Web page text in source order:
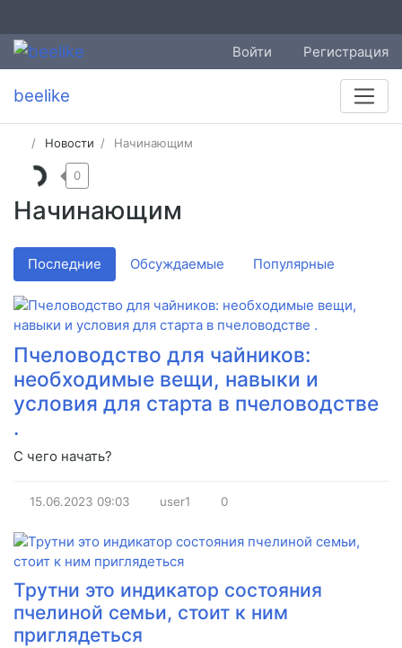
Войти Регистрация
beelike
Новости Начинающим
Начинающим
0
Последние Обсуждаемые Популярные
Пчеловодство для чайников:
необходимые вещи, навыки и
условия для старта в пчеловодстве
.
С чего начать?
15.06.2023 09:03 user1 0
Трутни это индикатор состояния
пчелиной семьи, стоит к ним
приглядеться